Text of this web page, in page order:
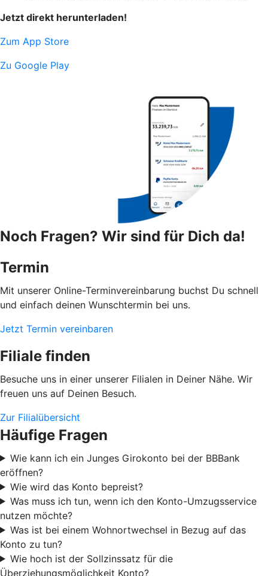
Jetzt direkt herunterladen!
Zum App Store
Zu Google Play
Noch Fragen? Wir sind für Dich da!
Termin
Mit unserer Online-Terminvereinbarung buchst Du schnell
und einfach deinen Wunschtermin bei uns.
Jetzt Termin vereinbaren
Filiale finden
Besuche uns in einer unserer Filialen in Deiner Nähe. Wir
freuen uns auf Deinen Besuch.
Zur Filialübersicht
Häufige Fragen
Wie kann ich ein Junges Girokonto bei der BBBank
eröffnen?
Wie wird das Konto bepreist?
Was muss ich tun, wenn ich den Konto-Umzugsservice
nutzen möchte?
Was ist bei einem Wohnortwechsel in Bezug auf das
Konto zu tun?
Wie hoch ist der Sollzinssatz für die
Überziehungsmöglichkeit Konto?